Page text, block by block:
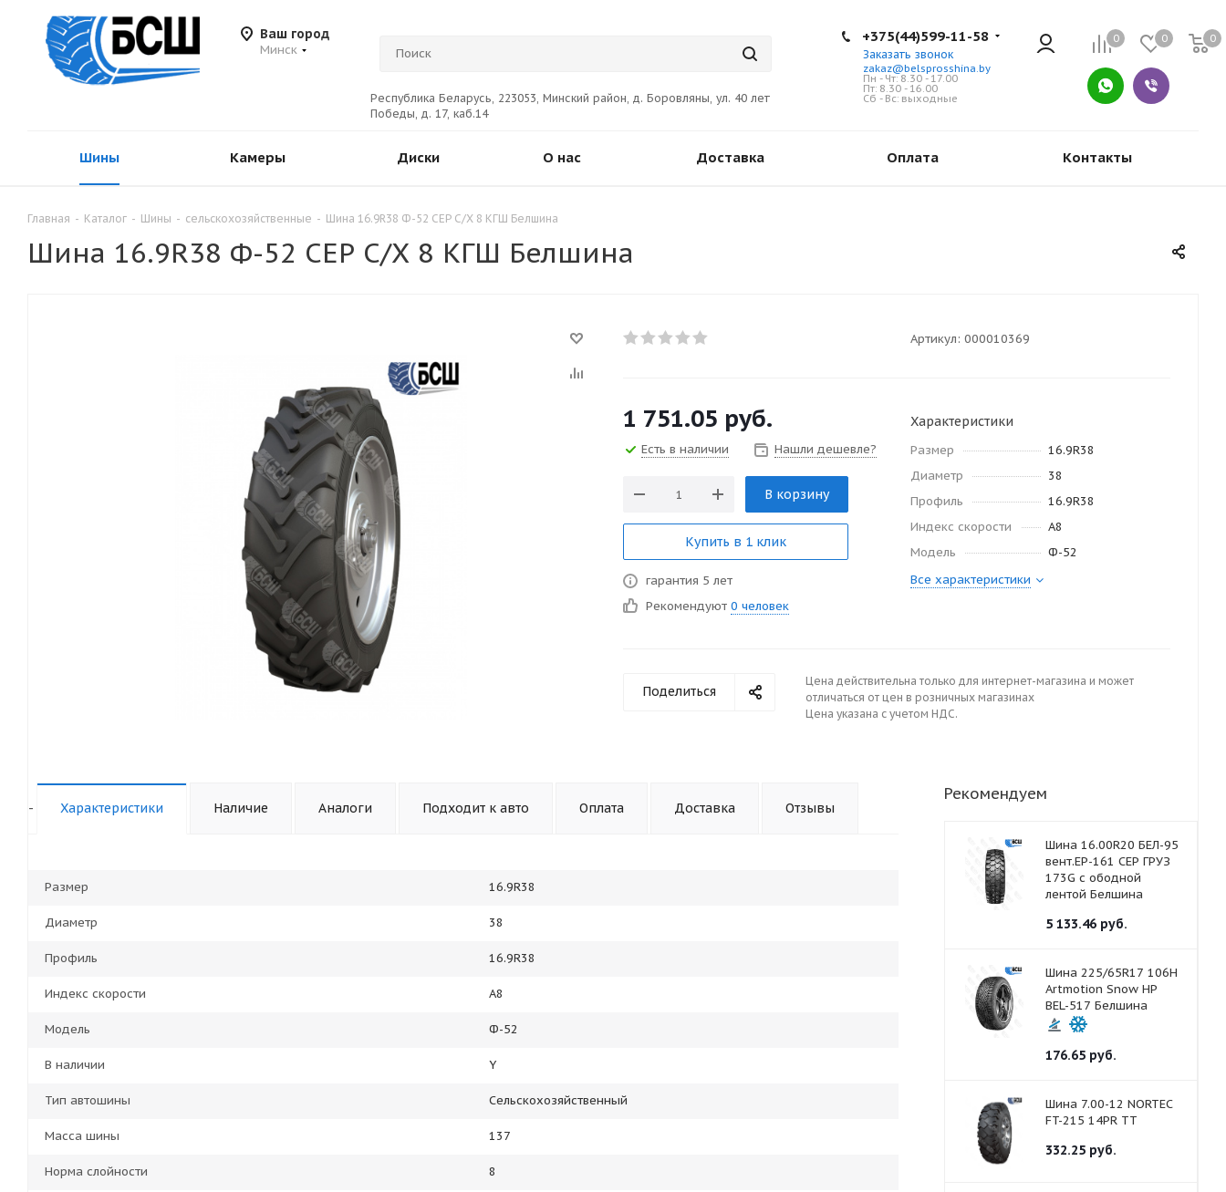
Ваш город
Минск
Республика Беларусь, 223053, Минский район, д. Боровляны, ул. 40 лет
Победы, д. 17, каб.14
0 0 0
+375(44)599-11-58
Заказать звонок
zakaz@belsprosshina.by
Пн - Чт: 8.30 - 17.00
Пт: 8.30 - 16.00
Сб - Вс: выходные
Шины Камеры Диски О нас Доставка Оплата Контакты
Главная - Каталог - Шины - сельскохозяйственные - Шина 16.9R38 Ф-52 СЕР С/Х 8 КГШ Белшина
Шина 16.9R38 Ф-52 СЕР С/Х 8 КГШ Белшина
Артикул: 000010369
1 751.05 руб.
Есть в наличии Нашли дешевле?
В корзину
Купить в 1 клик
гарантия 5 лет
Рекомендуют 0 человек
Характеристики
Размер
16.9R38
Диаметр
38
Профиль
16.9R38
Индекс скорости
A8
Модель
Ф-52
Все характеристики
Поделиться
Цена действительна только для интернет-магазина и может
отличаться от цен в розничных магазинах
Цена указана с учетом НДС.
- Характеристики Наличие Аналоги Подходит к авто Оплата Доставка Отзывы
Размер 16.9R38
Диаметр 38
Профиль 16.9R38
Индекс скорости A8
Модель Ф-52
В наличии Y
Тип автошины Сельскохозяйственный
Масса шины 137
Норма слойности 8
Рекомендуем
Шина 16.00R20 БЕЛ-95
вент.ЕР-161 СЕР ГРУЗ
173G с ободной
лентой Белшина
5 133.46 руб.
Шина 225/65R17 106H
Artmotion Snow HP
BEL-517 Белшина
176.65 руб.
Шина 7.00-12 NORTEC
FT-215 14PR ТТ
332.25 руб.